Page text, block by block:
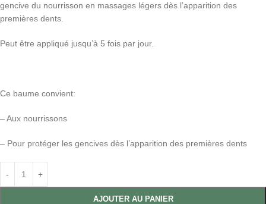
gencive du nourrisson en massages légers dès l’apparition des
premières dents.
Peut être appliqué jusqu’à 5 fois par jour.
Ce baume convient:
– Aux nourrissons
– Pour protéger les gencives dès l’apparition des premières dents
AJOUTER AU PANIER